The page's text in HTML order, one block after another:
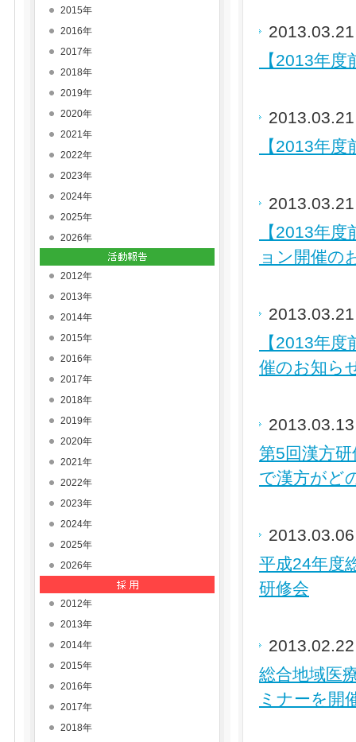
【2013年
【2013年
【2013年
ョン開催の
【2013年
催のお知ら
第5回漢方
で漢方がど
平成24年度
研修会
総合地域医
ミナーを開
2015年
2016年
2017年
2018年
2019年
2020年
2021年
2022年
2023年
2024年
2025年
2026年
2012年
2013年
2014年
2015年
2016年
2017年
2018年
2019年
2020年
2021年
2022年
2023年
2024年
2025年
2026年
2012年
2013年
2014年
2015年
2016年
2017年
2018年